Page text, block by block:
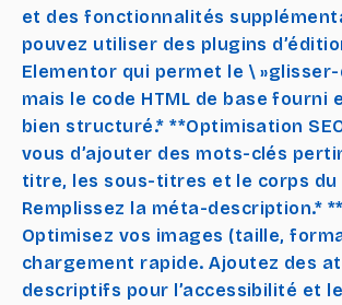
et des fonctionnalités
pouvez utiliser des plugins
Elementor qui permet le \ »glisser-
mais le code HTML de base fourni
bien structuré.* **Optimisation
vous d’ajouter des mots-clés
titre, les sous-titres et le corps
Remplissez la méta-description.*
Optimisez vos images (taille,
chargement rapide. Ajoutez des
descriptifs pour l’accessibilité et le